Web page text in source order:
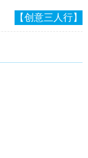
【创意三人行】